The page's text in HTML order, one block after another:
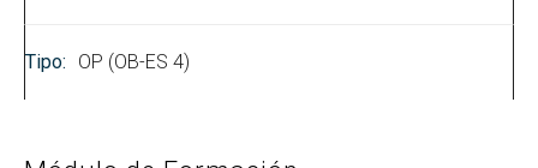
OP (OB-ES 4)